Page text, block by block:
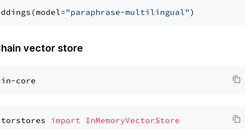
"paraphrase-multilingual"
vector store
import InMemoryVectorStore